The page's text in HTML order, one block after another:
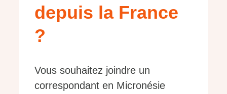
depuis la France
?
Vous souhaitez joindre un
correspondant en Micronésie